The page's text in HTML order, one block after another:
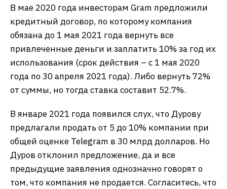
В мае 2020 года инвесторам Gram предложили
кредитный договор, по которому компания
обязана до 1 мая 2021 года вернуть все
привлеченные деньги и заплатить 10% за год их
использования (срок действия – с 1 мая 2020
года по 30 апреля 2021 года). Либо вернуть 72%
от суммы, но тогда ставка составит 52.7%.
В январе 2021 года появился слух, что Дурову
предлагали продать от 5 до 10% компании при
общей оценке Telegram в 30 млрд долларов. Но
Дуров отклонил предложение, да и все
предыдущие заявления однозначно говорят о
том, что компания не продается. Согласитесь, что